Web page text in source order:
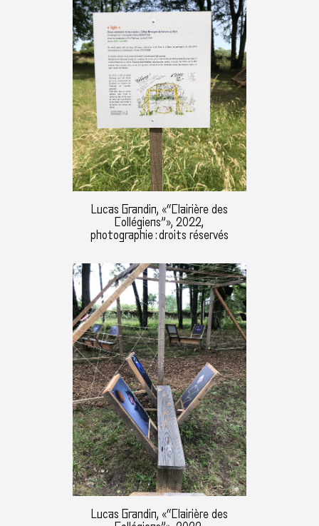
Lucas Grandin, «“Clairière des
Collégiens”», 2022,
photographie : droits réservés
Lucas Grandin, «“Clairière des